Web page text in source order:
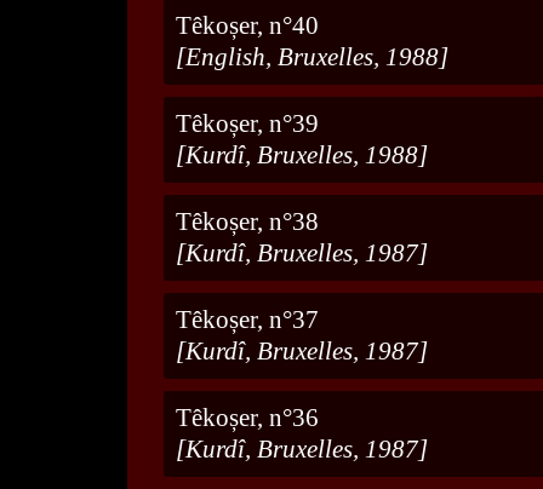
Têkoșer, n°40
[English, Bruxelles, 1988]
Têkoșer, n°39
[Kurdî, Bruxelles, 1988]
Têkoșer, n°38
[Kurdî, Bruxelles, 1987]
Têkoșer, n°37
[Kurdî, Bruxelles, 1987]
Têkoșer, n°36
[Kurdî, Bruxelles, 1987]